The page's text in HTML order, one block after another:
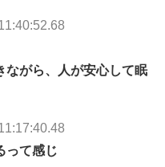
ながら、人が安心して眠
って感じ